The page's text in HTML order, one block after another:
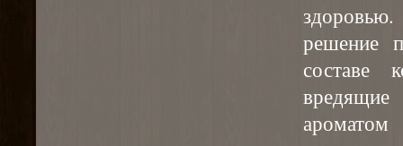
решение
составе
вредящие